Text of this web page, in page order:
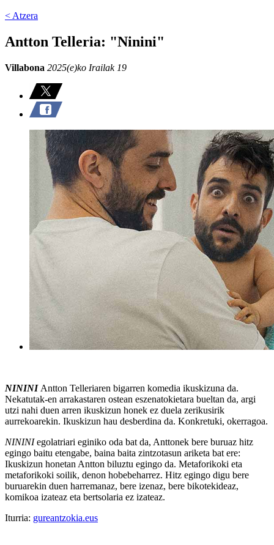
< Atzera
Antton Telleria: "Ninini"
Villabona 2025(e)ko Irailak 19
NININIAntton Telleriaren bigarren komedia ikuskizuna da.
Nekatutak-en arrakastaren ostean eszenatokietara bueltan da, argi
utzi nahi duen arren ikuskizun honek ez duela zerikusirik
aurrekoarekin. Ikuskizun hau desberdina da. Konkretuki, okerragoa.
NININIegolatriari eginiko oda bat da, Anttonek bere buruaz hitz
egingo baitu etengabe, baina baita zintzotasun ariketa bat ere:
Ikuskizun honetan Antton biluztu egingo da. Metaforikoki eta
metaforikoki soilik, denon hobebeharrez. Hitz egingo digu bere
buruarekin duen harremanaz, bere izenaz, bere bikotekideaz,
komikoa izateaz eta bertsolaria ez izateaz.
Iturria: gureantzokia.eus